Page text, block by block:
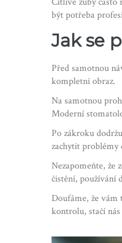
být potřeba
Jak se
Před samotnou
kompletní obraz.
Na samotnou
Moderní
Po zákroku
zachytit problémy
Nezapomeňte, že
čistění, používání
Doufáme, že
kontrolu, stačí